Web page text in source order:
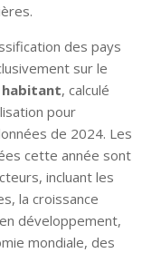
des pays
sur le
habitant, calculé
pour
de 2024. Les
cette année sont
incluant les
la croissance
développement,
mondiale, des